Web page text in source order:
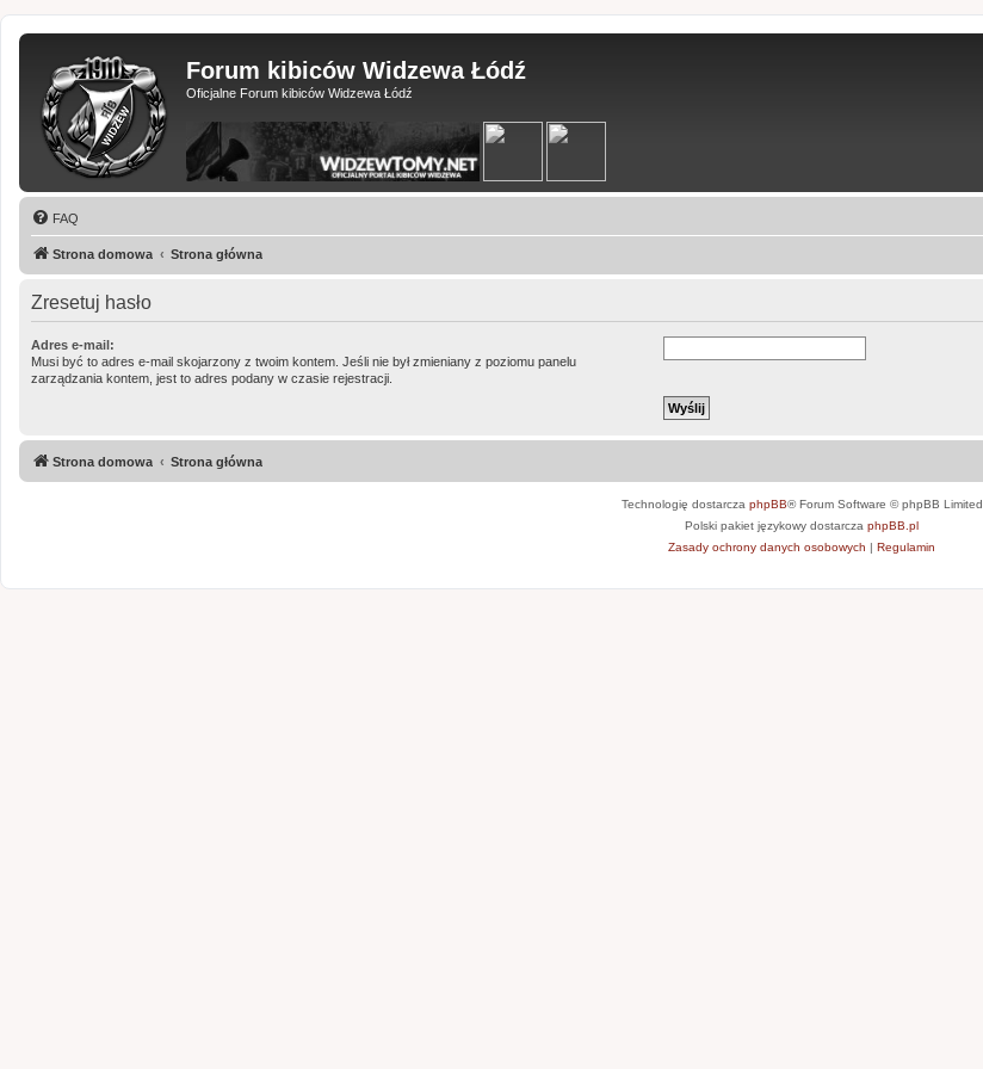
Forum kibiców Widzewa Łódź
Oficjalne Forum kibiców Widzewa Łódź
FAQ
Strona domowa Strona główna
Zresetuj hasło
Adres e-mail:
Musi być to adres e-mail skojarzony z twoim kontem. Jeśli nie był zmieniany z poziomu panelu
zarządzania kontem, jest to adres podany w czasie rejestracji.
Strona domowa Strona główna
Technologię dostarcza phpBB® Forum Software © phpBB Limited
Polski pakiet językowy dostarcza phpBB.pl
Zasady ochrony danych osobowych | Regulamin